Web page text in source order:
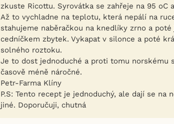
zkuste Ricottu. Syrovátka se zahřeje na 95 oC
Až to vychladne na teplotu, která nepálí na
stahujeme naběračkou na knedlíky zrno a poté
cedníčkem zbytek. Vykapat v silonce a poté
solného roztoku.
Je to dost jednoduché a proti tomu norskému
časově méně náročné.
Petr-Farma Klíny
P.S: Tento recept je jednoduchý, ale dají se na
jiné. Doporučuji, chutná